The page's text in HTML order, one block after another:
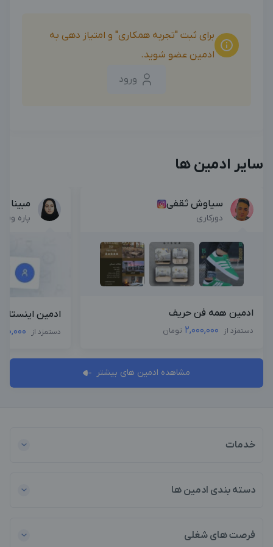
برای ثبت "تجربه همکاری" و امتیاز دهی به
ادمین عضو شوید.
ورود
سایر ادمین ها
سیاوش ثقفی
دورکاری
ادمین همه فن حریف
دستمزد از 2,000,000 تومان
مبینا
پاره
ادمین
دستمزد از
مشاهده ادمین های بیشتر
خدمات
دسته بندی ادمین ها
فرصت های شغلی